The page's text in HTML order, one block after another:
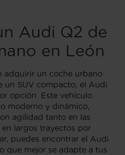
Audi Q2 de
en León
adquirir un coche urbano
un SUV compacto, el Audi
opción. Este vehículo
moderno y dinámico,
agilidad tanto en las
largos trayectos por
puedes encontrar el Audi
que mejor se adapte a tus